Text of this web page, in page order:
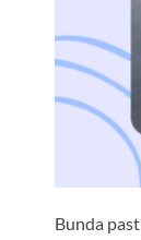
Bunda